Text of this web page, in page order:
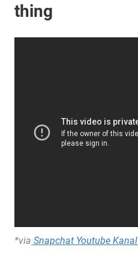
thing
*via Snapchat Youtube Kanal